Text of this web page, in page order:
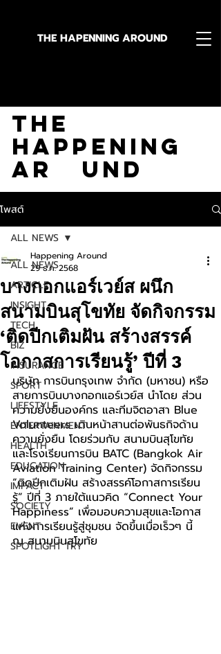
THE HAPENNING AROUND
The
Happening
Ar und
โพสต์
ALL NEWS
ARTICLE
INSIGHT
TECH
BIZ
INSURANCE
SPORT
LIFESTYLE
ENTERTAINMENT
HEALTH
EDUCATION
IMPACT
SOCIETY
EVENT
SPOTLIGHT TRY
ALL NEWS
บางกอกแอร์เวย์ส ผนึก
สนามบินสุโขทัย จัดกิจกรรม
‘ติดปีกเติมฝัน สร้างสรรค์
โอกาสการเรียนรู้’ ปีที่ 3
Happening Around
29 ธ.ค. 2568
บริษัท การบินกรุงเทพ จำกัด (มหาชน) หรือ
สายการบินบางกอกแอร์เวย์ส นำโดย ส่วน
ความยั่งยืนองค์กร และทีมจิตอาสา Blue
Volunteers เดินหน้าสานต่อพันธกิจด้าน
ความยั่งยืน โดยร่วมกับ สนามบินสุโขทัย
และโรงเรียนการบิน BATC (Bangkok Air
Aviation Training Center) จัดกิจกรรม
“ติดปีกเติมฝัน สร้างสรรค์โอกาสการเรียน
รู้” ปีที่ 3 ภายใต้แนวคิด “Connect Your
Happiness” เพื่อมอบความสุขและโอกาส
แห่งการเรียนรู้สู่ชุมชน จัดขึ้นเมื่อเร็วๆ นี้
ณ สนามบินสุโขทัย